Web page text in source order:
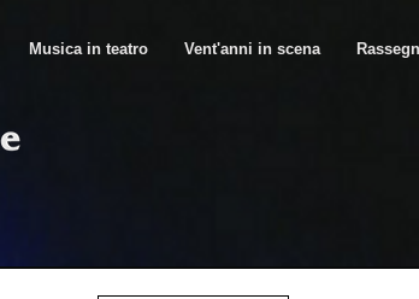
Musica in teatro Vent'anni in scena